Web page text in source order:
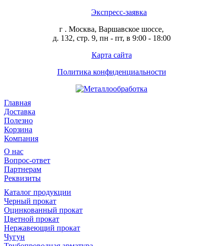
Экспресс-заявка
г . Москва, Варшавское шоссе,
д. 132, стр. 9, пн - пт, в 9:00 - 18:00
Карта сайта
Политика конфиденциальности
Главная
Доставка
Полезно
Корзина
Компания
О нас
Вопрос-ответ
Партнерам
Реквизиты
Каталог продукции
Черный прокат
Оцинкованный прокат
Цветной прокат
Нержавеющий прокат
Чугун